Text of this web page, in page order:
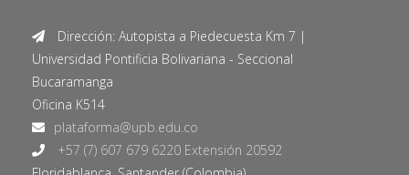
Dirección: Autopista a Piedecuesta Km 7 |
Universidad Pontificia Bolivariana - Seccional
Bucaramanga
Oficina K514
+57 (7) 607 679 6220 Extensión 20592